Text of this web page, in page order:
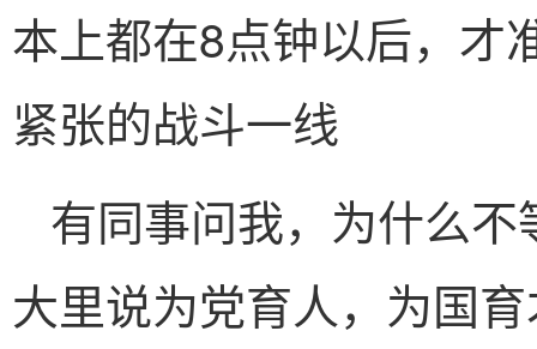
本上都在8点钟以后，才
紧张的战斗一线
有同事问我，为什么
大里说为党育人，为国